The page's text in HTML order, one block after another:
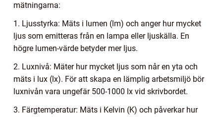
mätningarna:
1. Ljusstyrka: Mäts i lumen (lm) och anger hur mycket
ljus som emitteras från en lampa eller ljuskälla. En
högre lumen-värde betyder mer ljus.
2. Luxnivå: Mäter hur mycket ljus som når en yta och
mäts i lux (lx). För att skapa en lämplig arbetsmiljö bör
luxnivån vara ungefär 500-1000 lx vid skrivbordet.
3. Färgtemperatur: Mäts i Kelvin (K) och påverkar hur